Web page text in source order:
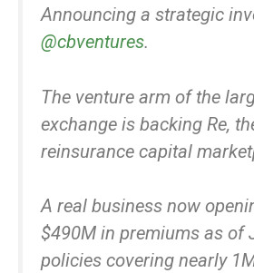
Announcing a strategic
@cbventures.
The venture arm of the
exchange is backing Re,
reinsurance capital
A real business now
$490M in premiums as of
policies covering nearly